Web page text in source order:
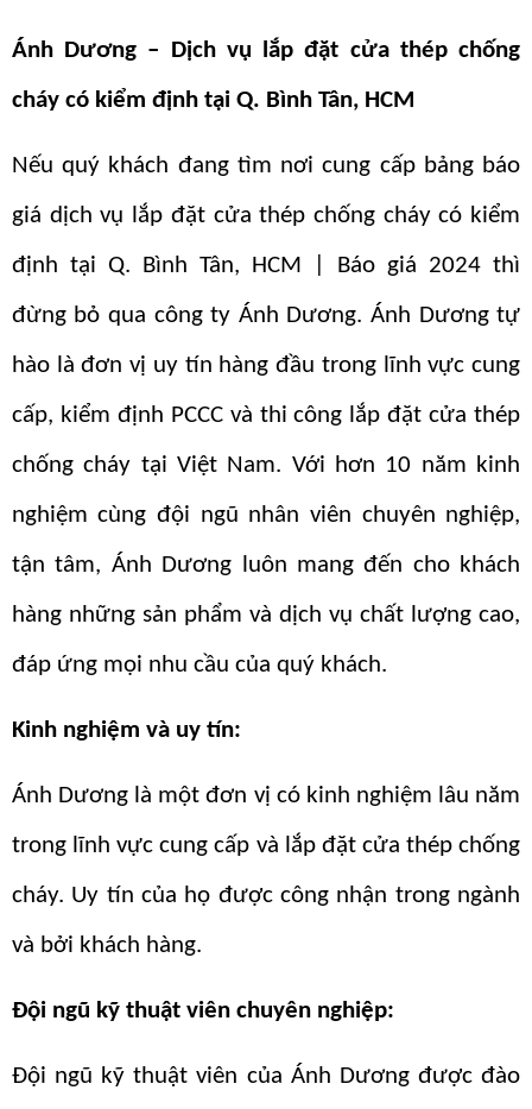
Ánh Dương – Dịch vụ lắp đặt cửa thép chống
cháy có kiểm định tại Q. Bình Tân, HCM
Nếu quý khách đang tìm nơi cung cấp bảng báo
giá dịch vụ lắp đặt cửa thép chống cháy có kiểm
định tại Q. Bình Tân, HCM | Báo giá 2024 thì
đừng bỏ qua công ty Ánh Dương. Ánh Dương tự
hào là đơn vị uy tín hàng đầu trong lĩnh vực cung
cấp, kiểm định PCCC và thi công lắp đặt cửa thép
chống cháy tại Việt Nam. Với hơn 10 năm kinh
nghiệm cùng đội ngũ nhân viên chuyên nghiệp,
tận tâm, Ánh Dương luôn mang đến cho khách
hàng những sản phẩm và dịch vụ chất lượng cao,
đáp ứng mọi nhu cầu của quý khách.
Kinh nghiệm và uy tín:
Ánh Dương là một đơn vị có kinh nghiệm lâu năm
trong lĩnh vực cung cấp và lắp đặt cửa thép chống
cháy. Uy tín của họ được công nhận trong ngành
và bởi khách hàng.
Đội ngũ kỹ thuật viên chuyên nghiệp:
Đội ngũ kỹ thuật viên của Ánh Dương được đào